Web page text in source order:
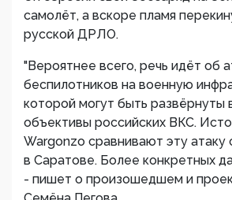
самолёт, а вскоре пламя
русской ДРЛО.
"Вероятнее всего, речь идёт об
беспилотников на военную
которой могут быть развёрнуты
объективы российских ВКС.
Wargonzo сравнивают эту атаку
в Саратове. Более конкретных
- пишет о произошедшем и